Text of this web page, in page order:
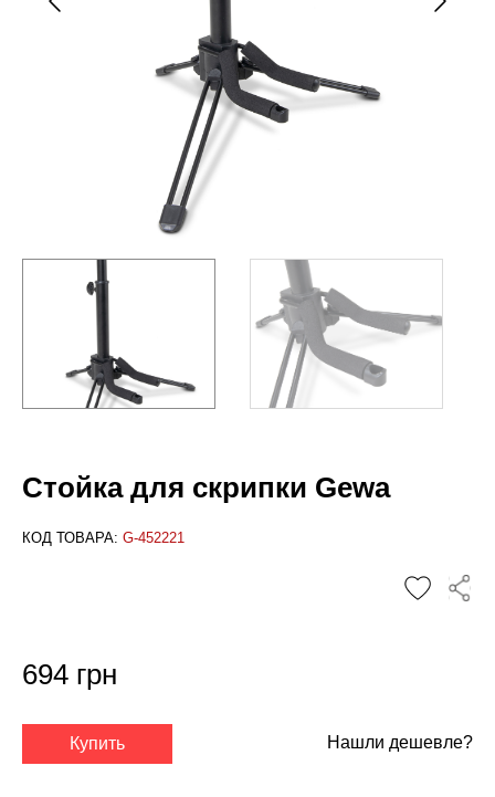
Стойка для скрипки Gewa
КОД ТОВАРА: G-452221
694 грн
Купить Нашли дешевле?